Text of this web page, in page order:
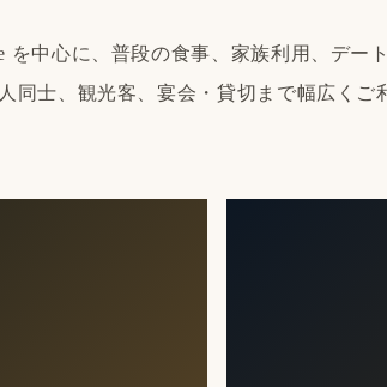
を中心に、普段の食事、家族利用、デー
同士、観光客、宴会・貸切まで幅広くご